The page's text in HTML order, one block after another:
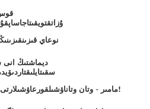
نوعاي
ديماشتىڭ انى
7 مامىر - وتان وتاناۋشىلقورعاۋشىلارتى بولسىن!كۇنىقۇتتىبولسىن!